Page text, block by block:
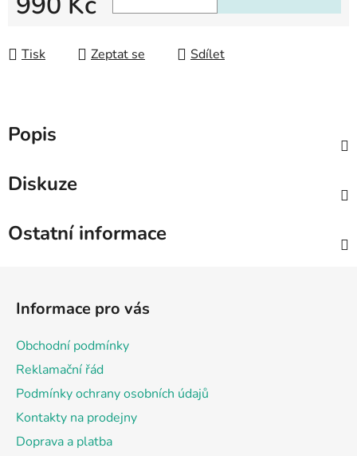
Tisk Zeptat se Sdílet
Popis
Diskuze
Ostatní informace
Informace pro vás
Obchodní podmínky
Reklamační řád
Podmínky ochrany osobních údajů
Kontakty na prodejny
Doprava a platba